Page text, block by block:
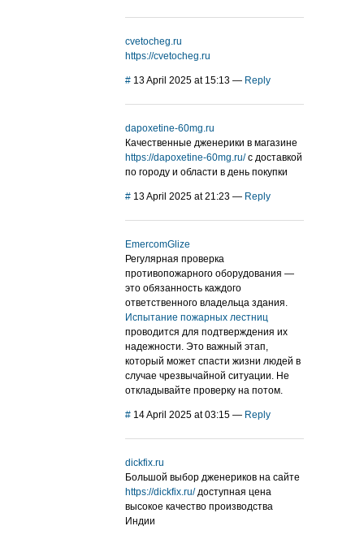
cvetocheg.ru
https://cvetocheg.ru
# 13 April 2025 at 15:13 — Reply
dapoxetine-60mg.ru
Качественные дженерики в магазине
https://dapoxetine-60mg.ru/с доставкой
по городу и области в день покупки
# 13 April 2025 at 21:23 — Reply
EmercomGlize
Регулярная проверка
противопожарного оборудования —
это обязанность каждого
ответственного владельца здания.
Испытание пожарных лестниц
проводится для подтверждения их
надежности. Это важный этап,
который может спасти жизни людей в
случае чрезвычайной ситуации. Не
откладывайте проверку на потом.
# 14 April 2025 at 03:15 — Reply
dickfix.ru
Большой выбор дженериков на сайте
https://dickfix.ru/доступная цена
высокое качество производства
Индии